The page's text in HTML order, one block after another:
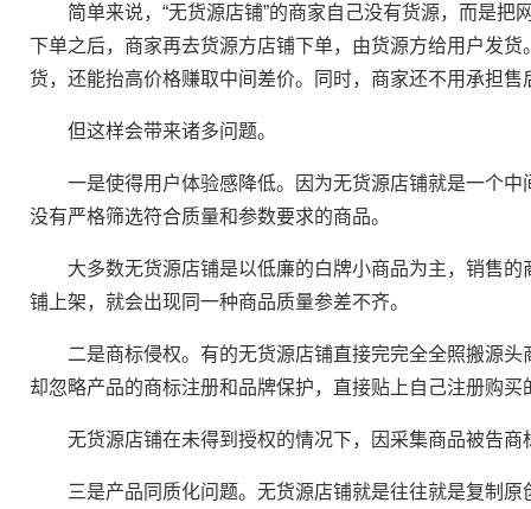
简单来说，“无货源店铺”的商家自己没有货源，而是把
下单之后，商家再去货源方店铺下单，由货源方给用户发
货，还能抬高价格赚取中间差价。同时，商家还不用承担
但这样会带来诸多问题。
一是使得用户体验感降低。因为无货源店铺就是一个中
没有严格筛选符合质量和参数要求的商品。
大多数无货源店铺是以低廉的白牌小商品为主，销售的
铺上架，就会出现同一种商品质量参差不齐。
二是商标侵权。有的无货源店铺直接完完全全照搬源头
却忽略产品的商标注册和品牌保护，直接贴上自己注册购
无货源店铺在未得到授权的情况下，因采集商品被告商
三是产品同质化问题。无货源店铺就是往往就是复制原